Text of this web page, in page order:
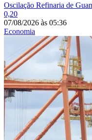
Oscilação Refinaria de
0,20
07/08/2026 às 05:36
Economia